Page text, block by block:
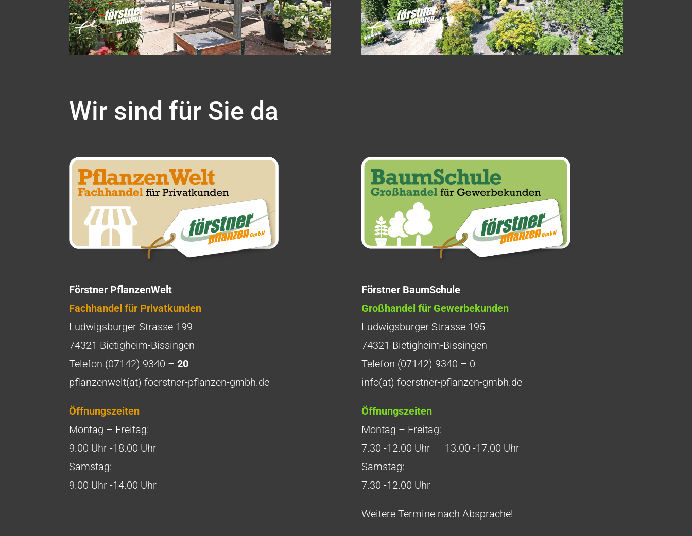
Wir sind für Sie da
Förstner PflanzenWelt
Fachhandel für Privatkunden
Ludwigsburger Strasse 199
74321 Bietigheim-Bissingen
Telefon (07142) 9340 –20
pflanzenwelt(at) foerstner-pflanzen-gmbh.de
Öffnungszeiten
Montag – Freitag:
9.00 Uhr -18.00 Uhr
Samstag:
9.00 Uhr -14.00 Uhr
Förstner BaumSchule
Großhandel für Gewerbekunden
Ludwigsburger Strasse 195
74321 Bietigheim-Bissingen
Telefon (07142) 9340 – 0
info(at) foerstner-pflanzen-gmbh.de
Öffnungszeiten
Montag – Freitag:
7.30 -12.00 Uhr – 13.00 -17.00 Uhr
Samstag:
7.30 -12.00 Uhr
Weitere Termine nach Absprache!